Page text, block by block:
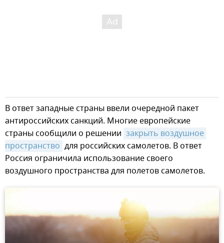
В ответ западные страны ввели очередной пакет
антироссийских санкций. Многие европейские
страны сообщили о решении закрыть воздушное
пространство для российских самолетов. В ответ
Россия ограничила использование своего
воздушного пространства для полетов самолетов.